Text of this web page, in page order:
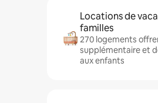
Locations de
familles
270 logements
supplémentaire et
aux enfants